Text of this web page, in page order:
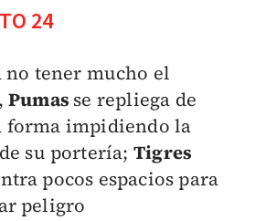
24
no tener mucho el
Pumas se repliega de
forma impidiendo la
su portería; Tigres
pocos espacios para
peligro